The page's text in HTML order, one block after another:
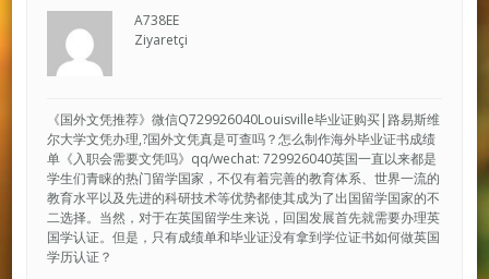
A738EE
Ziyaretçi
《国外文凭推荐》微信Q729926040Louisville毕业证购买|路易斯维
尔大学文凭办理,?国外文凭真是可查吗？怎么制作海外毕业证书成绩
单《入职会需要文凭吗》qq/wechat: 729926040英国一直以来都是
学生们青睐的热门留学国家，不仅有着完善的教育体系、世界一流的
教育水平以及先进的科研技术等优势都使其成为了出国留学国家的不
二选择。当然，对于在英国留学生来说，回国发展首先就需要办理英
国学认证。但是，只有成绩单和毕业证没有拿到学位证书如何做英国
学历认证？